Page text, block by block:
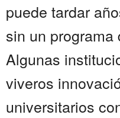
puede tardar
sin un programa
Algunas
viveros
universitarios